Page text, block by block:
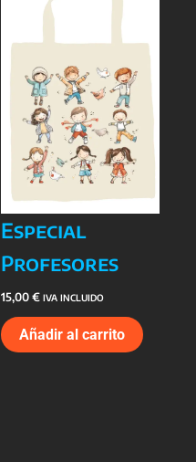
Especial
Profesores
15,00€ IVA INCLUIDO
Añadir al carrito